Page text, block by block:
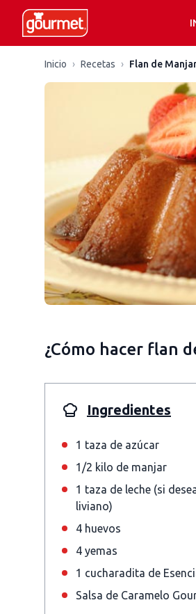
Inicio › Recetas › Flan de
¿Cómo hacer flan
Ingredientes
1 taza de azúcar
1/2 kilo de manjar
1 taza de leche (si
liviano)
4 huevos
4 yemas
1 cucharadita de
Salsa de Caramelo